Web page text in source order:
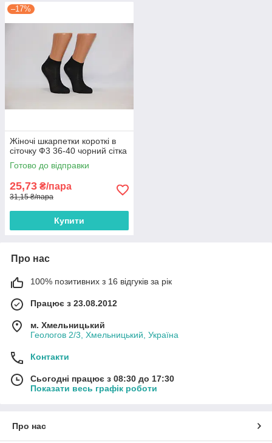
–17%
Жіночі шкарпетки короткі в
сіточку Ф3 36-40 чорний сітка
Готово до відправки
25,73 ₴/пара
31,15 ₴/пара
Купити
Про нас
100% позитивних з 16 відгуків за рік
Працює з 23.08.2012
м. Хмельницький
Геологов 2/3, Хмельницький, Україна
Контакти
Сьогодні працює з 08:30 до 17:30
Показати весь графік роботи
Про нас